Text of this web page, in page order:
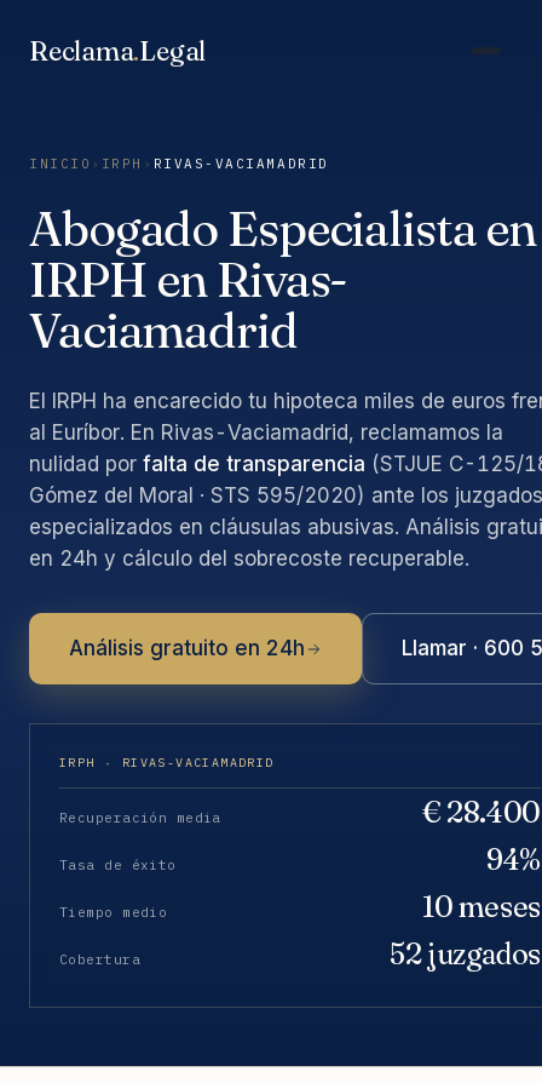
Reclama.Legal
INICIO › IRPH › RIVAS-VACIAMADRID
Abogado Especialista en
IRPH en Rivas-
Vaciamadrid
El IRPH ha encarecido tu hipoteca miles de euros
al Euríbor. En Rivas-Vaciamadrid, reclamamos la
nulidad por falta de transparencia (STJUE C-125/
Gómez del Moral · STS 595/2020) ante los juzgados
especializados en cláusulas abusivas. Análisis
en 24h y cálculo del sobrecoste recuperable.
Análisis gratuito en 24h Llamar · 600
IRPH · RIVAS-VACIAMADRID
Recuperación media € 28.400
Tasa de éxito 94%
Tiempo medio 10 meses
Cobertura 52 juzgados